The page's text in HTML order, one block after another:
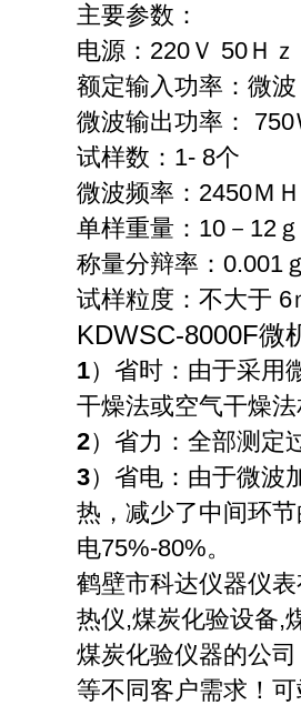
主要参数：
电源：220Ｖ
额定输入功率：微
微波输出功率：
试样数：1- 8个
微波频率：
单样重量：10－12
称量分辩率：0.001
试样粒度：不大于
KDWSC-8000F微
1）省时：由于采用
干燥法或空气干燥
2）省力：全部测定
3）省电：由于微波
热，减少了中间环
电75%-80%。
鹤壁市科达仪器仪
热仪,煤炭化验设备,
煤炭化验仪器的公
等不同客户需求！